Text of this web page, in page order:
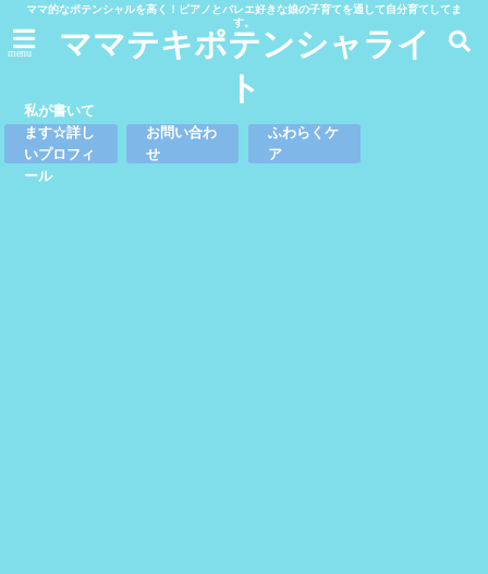
ママ的なポテンシャルを高く！ピアノとバレエ好きな娘の子育てを通して自分育てしてま
す。
menu
ママテキポテンシャライ
ト
私が書いて
ます☆詳し
いプロフィ
ール
お問い合わ
せ
ふわらくケ
ア